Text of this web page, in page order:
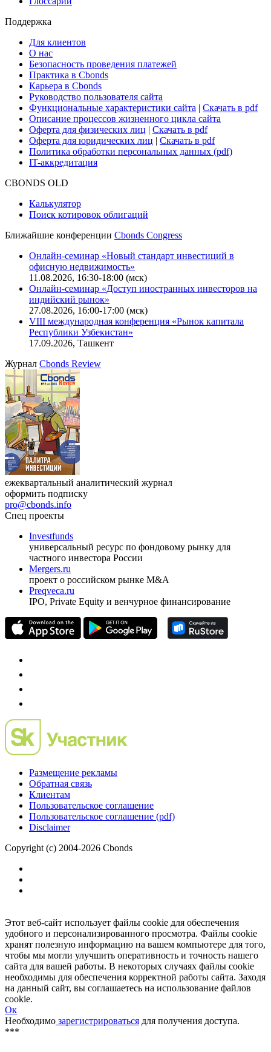
Поддержка
Для клиентов
О нас
Безопасность проведения платежей
Практика в Cbonds
Карьера в Cbonds
Руководство пользователя сайта
Функциональные характеристики сайта | Скачать в pdf
Описание процессов жизненного цикла сайта
Оферта для физических лиц | Скачать в pdf
Оферта для юридических лиц | Скачать в pdf
Политика обработки персональных данных (pdf)
IT-аккредитация
CBONDS OLD
Калькулятор
Поиск котировок облигаций
Ближайшие конференции Cbonds Congress
Онлайн-семинар «Новый стандарт инвестиций в
офисную недвижимость»
11.08.2026, 16:30-18:00 (мск)
Онлайн-семинар «Доступ иностранных инвесторов на
индийский рынок»
27.08.2026, 16:00-17:00 (мск)
VIII международная конференция «Рынок капитала
Республики Узбекистан»
17.09.2026, Ташкент
Журнал Cbonds Review
ежеквартальный аналитический журнал
оформить подписку
pro@cbonds.info
Спец проекты
Investfunds
универсальный ресурс по фондовому рынку для
частного инвестора России
Mergers.ru
проект о российском рынке M&A
Preqveca.ru
IPO, Private Equity и венчурное финансирование
Размещение рекламы
Обратная связь
Клиентам
Пользовательское соглашение
Пользовательское соглашение (pdf)
Disclaimer
Copyright (c) 2004-2026 Cbonds
Этот веб-сайт использует файлы cookie для обеспечения
удобного и персонализированного просмотра. Файлы cookie
хранят полезную информацию на вашем компьютере для того,
чтобы мы могли улучшить оперативность и точность нашего
сайта для вашей работы. В некоторых случаях файлы cookie
необходимы для обеспечения корректной работы сайта. Заходя
на данный сайт, вы соглашаетесь на использование файлов
cookie.
Ок
Необходимо зарегистрироваться для получения доступа.
***